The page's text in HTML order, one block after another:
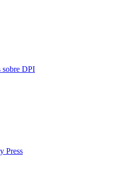
sobre DPI
Press